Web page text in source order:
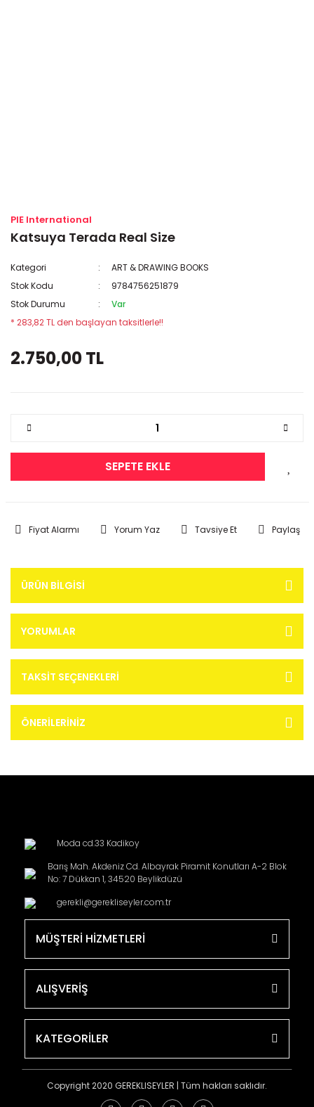
PIE International
Katsuya Terada Real Size
Kategori
ART & DRAWING BOOKS
Stok Kodu
9784756251879
Stok Durumu
Var
* 283,82 TL den başlayan taksitlerle!!
2.750,00 TL
SEPETE EKLE
Fiyat Alarmı Yorum Yaz Tavsiye Et Paylaş
ÜRÜN BILGISI
YORUMLAR
TAKSIT SEÇENEKLERI
ÖNERILERINIZ
Moda cd.33 Kadikoy
Barış Mah. Akdeniz Cd. Albayrak Piramit Konutları A-2 Blok
No: 7 Dükkan 1, 34520 Beylikdüzü
gerekli@gerekliseyler.com.tr
MÜŞTERİ HİZMETLERİ
ALIŞVERİŞ
KATEGORİLER
Copyright 2020 GEREKLISEYLER | Tüm hakları saklıdır.